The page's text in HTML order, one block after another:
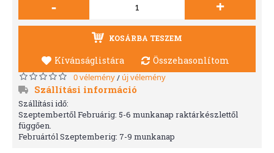
- +
KOSÁRBA TESZEM
Kívánságlistára Összehasonlítom
0 vélemény/ új vélemény
Szállítási információ
Szállítási idő:
Szeptembertől Februárig: 5-6 munkanap raktárkészlettől
függően.
Februártól Szeptemberig: 7-9 munkanap